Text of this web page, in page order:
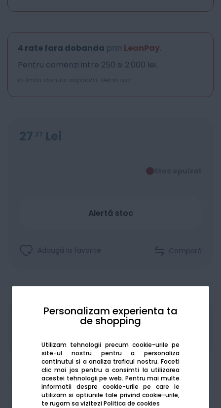
Personalizam experienta ta
de shopping
Utilizam tehnologii precum cookie-urile pe
site-ul nostru pentru a personaliza
continutul si a analiza traficul nostru. Faceti
clic mai jos pentru a consimti la utilizarea
acestei tehnologii pe web. Pentru mai multe
informatii despre cookie-urile pe care le
utilizam si optiunile tale privind cookie-urile,
te rugam sa viziteziPolitica de cookies
4 rate fara dobanda prin LeanPay.
Pentru comenzi intre 250 si 2.000 lei.
In limita stocului disponibil. Detalii aici
27 27 Lei
Alertă stoc
Adaugă la favorite Compară
Produsele sunt disponibile pe platforma de
Am nevoie de ajutor